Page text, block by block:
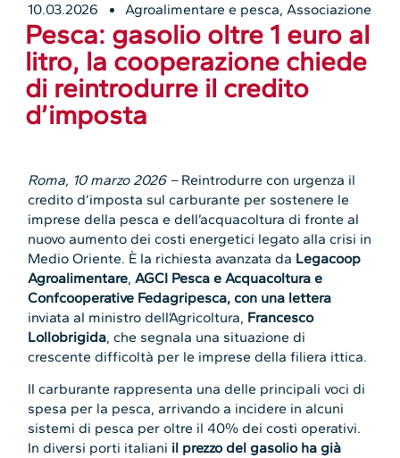
10.03.2026 Agroalimentare e pesca,Associazione
Pesca: gasolio oltre 1 euro al
litro, la cooperazione chiede
di reintrodurre il credito
d’imposta
Roma, 10 marzo 2026 –Reintrodurre con urgenza il
credito d’imposta sul carburante per sostenere le
imprese della pesca e dell’acquacoltura di fronte al
nuovo aumento dei costi energetici legato alla crisi in
Medio Oriente. È la richiesta avanzata da Legacoop
Agroalimentare,AGCI Pesca e Acquacoltura e
Confcooperative Fedagripesca, con una lettera
inviata al ministro dell’Agricoltura, Francesco
Lollobrigida, che segnala una situazione di
crescente difficoltà per le imprese della filiera ittica.
Il carburante rappresenta una delle principali voci di
spesa per la pesca, arrivando a incidere in alcuni
sistemi di pesca per oltre il 40% dei costi operativi.
In diversi porti italiani il prezzo del gasolio ha già